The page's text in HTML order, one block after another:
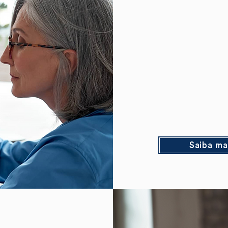
Saiba